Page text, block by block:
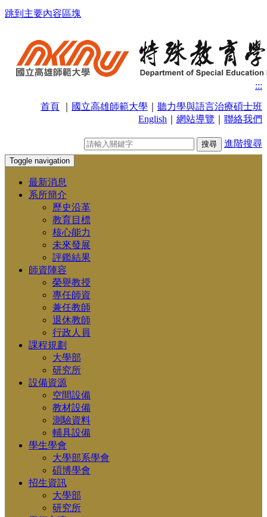
跳到主要內容區塊
:::
首頁 國立高雄師範大學
聽力學與語言治療碩士班
English
網站導覽 聯絡我們
進階搜尋
Toggle navigation
最新消息
系所簡介
歷史沿革
教育目標
核心能力
未來發展
評鑑結果
師資陣容
榮譽教授
專任師資
兼任教師
退休教師
行政人員
課程規劃
大學部
研究所
設備資源
空間設備
教材設備
測驗資料
輔具設備
學生學會
大學部系學會
碩博學會
招生資訊
大學部
研究所